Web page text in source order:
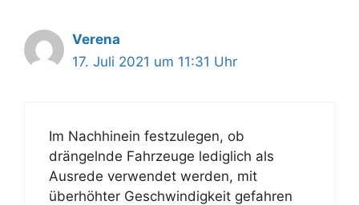
Verena
17. Juli 2021 um 11:31 Uhr
Im Nachhinein festzulegen, ob
drängelnde Fahrzeuge lediglich als
Ausrede verwendet werden, mit
überhöhter Geschwindigkeit gefahren